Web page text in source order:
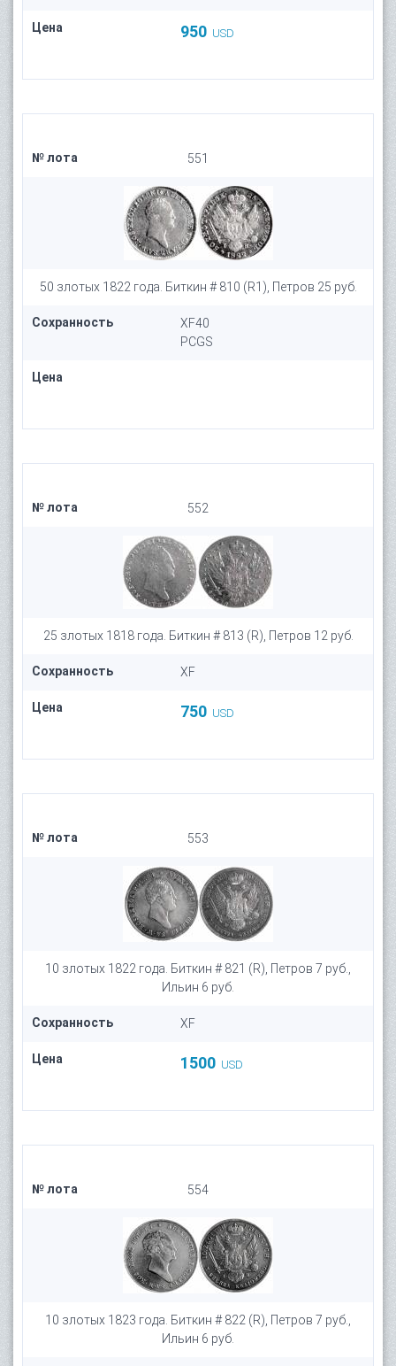
Цена 950 USD
№ лота 551
50 злотых 1822 года. Биткин # 810 (R1), Петров 25 руб.
Сохранность
XF40
PCGS
Цена
№ лота 552
25 злотых 1818 года. Биткин # 813 (R), Петров 12 руб.
Сохранность XF
Цена 750 USD
№ лота 553
10 злотых 1822 года. Биткин # 821 (R), Петров 7 руб.,
Ильин 6 руб.
Сохранность XF
Цена 1500 USD
№ лота 554
10 злотых 1823 года. Биткин # 822 (R), Петров 7 руб.,
Ильин 6 руб.